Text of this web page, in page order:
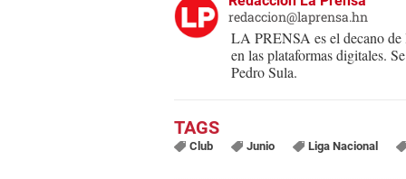
redaccion@laprensa.hn
LA PRENSA es el decano de
en las plataformas digitales.
Pedro Sula.
Club Junio Liga Nacional